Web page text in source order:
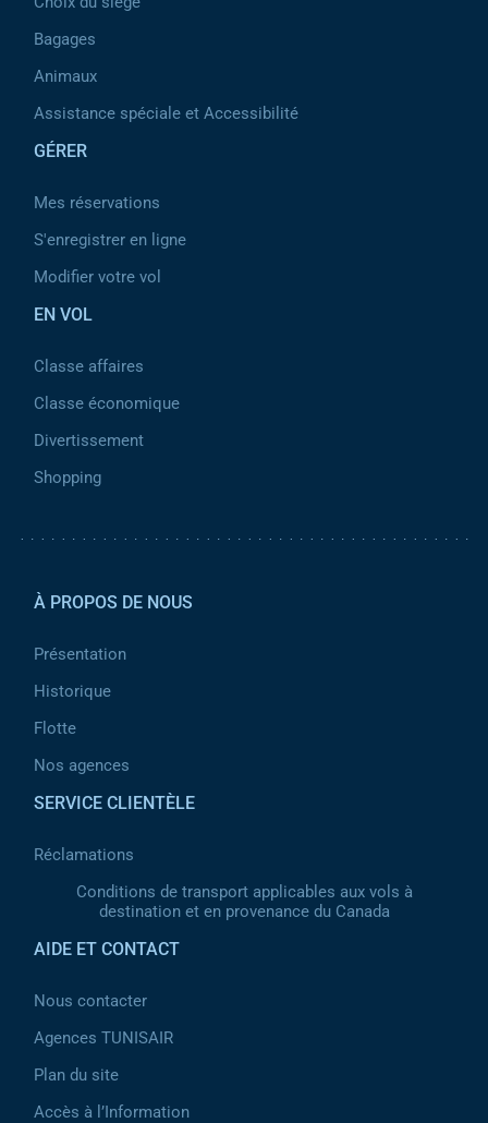
Bagages
Animaux
Assistance spéciale et Accessibilité
GÉRER
Mes réservations
S'enregistrer en ligne
Modifier votre vol
EN VOL
Classe affaires
Classe économique
Divertissement
Shopping
À PROPOS DE NOUS
Présentation
Historique
Flotte
Nos agences
SERVICE CLIENTÈLE
Réclamations
Conditions de transport applicables aux vols à
destination et en provenance du Canada
AIDE ET CONTACT
Nous contacter
Agences TUNISAIR
Plan du site
Accès à l’Information